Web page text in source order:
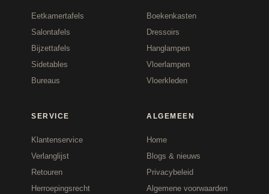
Eetkamertafels
Salontafels
Bijzettafels
Sidetables
Bureaus
Boekenkasten
Dressoirs
Hanglampen
Vloerlampen
Vloerkleden
SERVICE
Klantenservice
Verlanglijst
Retouren
Herroepingsrecht
ALGEMEEN
Home
Blogs & nieuws
Privacybeleid
Algemene voorwaarden